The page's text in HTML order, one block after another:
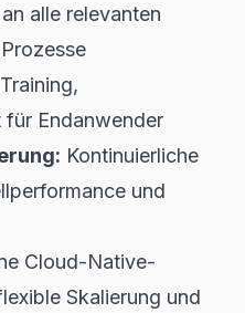
alle relevanten
Training,
Endanwender
Kontinuierliche
und
Cloud-Native-
Skalierung und